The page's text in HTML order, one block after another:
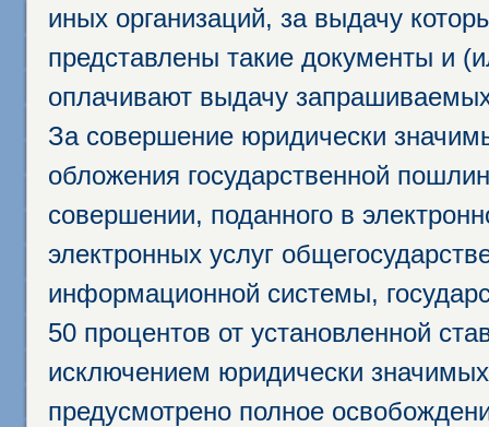
иных организаций, за выдачу
представлены такие документы и
оплачивают выдачу
За совершение юридически
обложения государственной
совершении, поданного в
электронных услуг
информационной системы,
50 процентов от установленной
исключением юридически
предусмотрено полное